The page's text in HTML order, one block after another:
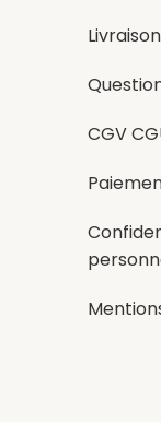
Livraison
CGV